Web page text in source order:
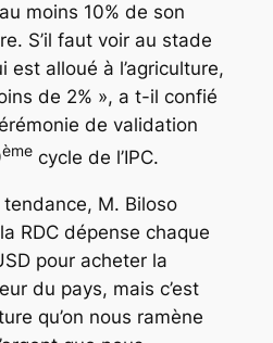
moins 10% de son
S’il faut voir au stade
est alloué à l’agriculture,
de 2% », a t-il confié
de validation
èmecycle de l’IPC.
M. Biloso
RDC dépense chaque
pour acheter la
du pays, mais c’est
qu’on nous ramène